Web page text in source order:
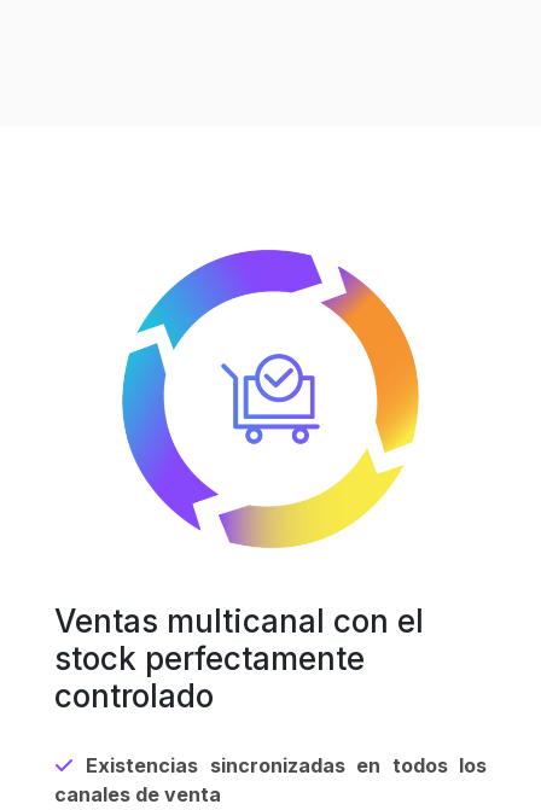
Ventas multicanal con el
stock perfectamente
controlado
Existencias sincronizadas en todos los
canales de venta